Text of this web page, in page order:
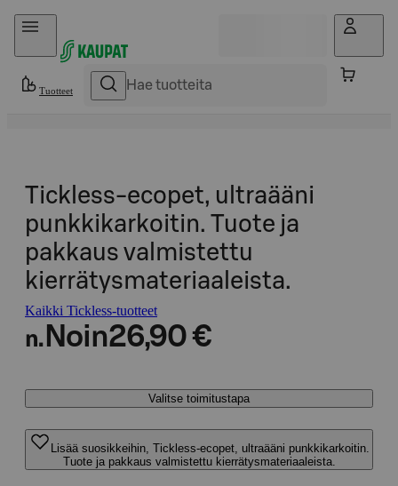
Hyppää sisältöön
Tuotteet
Tickless-ecopet, ultraääni
punkkikarkoitin. Tuote ja
pakkaus valmistettu
kierrätysmateriaaleista.
Kaikki Tickless-tuotteet
n. Noin26,90 €
Valitse toimitustapa
Lisää suosikkeihin, Tickless-ecopet, ultraääni punkkikarkoitin.
Tuote ja pakkaus valmistettu kierrätysmateriaaleista.